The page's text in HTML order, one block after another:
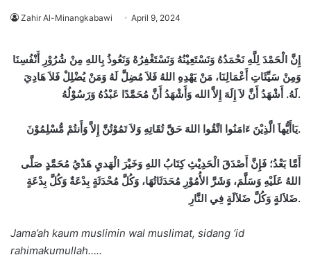
Zahir Al-Minangkabawi April 9, 2024
ﺇِﻥَّ ﺍﻟْﺤَﻤْﺪَ ﻟِﻠَّﻪِ ﻧَﺤْﻤَﺪُﻩُ ﻭَﻧَﺴْﺘَﻌِﻴْﻨُﻪُ ﻭَﻧَﺴْﺘَﻐْﻔِﺮُﻩْ ﻭَﻧَﻌُﻮﺫُ ﺑِﺎﻟﻠﻪِ ﻣِﻦْ ﺷُﺮُﻭْﺭِ ﺃَﻧْﻔُﺴِﻨَﺎ
ﻭَﻣِﻦْ ﺳَﻴِّﺌَﺎﺕِ ﺃَﻋْﻤَﺎﻟِﻨَﺎ، ﻣَﻦْ ﻳَﻬْﺪِﻩِ ﺍﻟﻠﻪُ ﻓَﻼَ ﻣُﻀِﻞَّ ﻟَﻪُ ﻭَﻣَﻦْ ﻳُﻀْﻠِﻞْ ﻓَﻼَ ﻫَﺎﺩِﻱَ
ﻟَﻪُ. ﺃَﺷْﻬَﺪُ ﺃَﻥَّ ﻻَ ﺇِﻟَﻪَ ﺇِﻻَّ ﺍﻟﻠﻪ ﻭَﺃَﺷْﻬَﺪُ ﺃَﻥَّ ﻣُﺤَﻤَّﺪًﺍ ﻋَﺒْﺪُﻩُ ﻭَﺭَﺳُﻮْﻟُﻪُ.
ﻳَﺎﺃَﻳُّﻬﺎَ ﺍﻟَّﺬِﻳْﻦَ ﺀَﺍﻣَﻨُﻮﺍ ﺍﺗَّﻘُﻮﺍ ﺍﻟﻠﻪَ ﺣَﻖَّ ﺗُﻘَﺎﺗِﻪِ ﻭَﻻَ ﺗَﻤُﻮْﺗُﻦَّ ﺇِﻻَّ ﻭَﺃَﻧﺘُﻢْ ﻣُّﺴْﻠِﻤُﻮْﻥَ.
ﺃَﻣَّﺎ ﺑَﻌْﺪُ؛ ﻓَﺈِﻥَّ ﺃَﺻْﺪَﻕَ ﺍﻟْﺤَﺪِﻳْﺚِ ﻛِﺘَﺎﺏُ ﺍﻟﻠﻪِ ﻭَﺧَﻴْﺮَ ﺍﻟْﻬَﺪﻱِ ﻫَﺪْﻱُ ﻣُﺤَﻤَّﺪٍ صَلَّى
ﺍﻟﻠﻪُ ﻋَﻠَﻴْﻪِ ﻭَﺳَﻠَّﻢَ، ﻭَﺷَﺮَّ ﺍﻷُﻣُﻮْﺭِ ﻣُﺤَﺪَﺛَﺎﺗُﻬَﺎ، ﻭَﻛُﻞَّ ﻣُﺤْﺪَﺛَﺔٍ ﺑِﺪْﻋَﺔٌ ﻭَﻛُﻞَّ ﺑِﺪْﻋَﺔٍ
ﺿَﻼَﻟﺔٍ ﻭَﻛُﻞَّ ﺿَﻼَﻟَﺔٍ ﻓِﻲ ﺍﻟﻨَّﺎﺭِ.
Jama’ah kaum muslimin wal muslimat, sidang ‘id
rahimakumullah…..